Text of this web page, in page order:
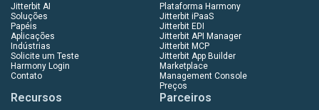
Jitterbit AI
Soluções
Papéis
Aplicações
Indústrias
Solicite um Teste
Harmony Login
Contato
Plataforma Harmony
Jitterbit iPaaS
Jitterbit EDI
Jitterbit API Manager
Jitterbit MCP
Jitterbit App Builder
Marketplace
Management Console
Preços
Recursos Parceiros